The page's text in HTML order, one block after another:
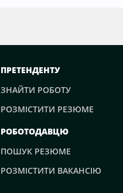
ПРЕТЕНДЕНТУ
ЗНАЙТИ РОБОТУ
РОЗМІСТИТИ РЕЗЮМЕ
РОБОТОДАВЦЮ
ПОШУК РЕЗЮМЕ
РОЗМІСТИТИ ВАКАНСІЮ